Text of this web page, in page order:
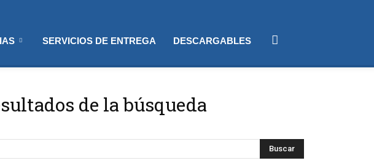
SERVICIOS DE ENTREGA DESCARGABLES
de la búsqueda